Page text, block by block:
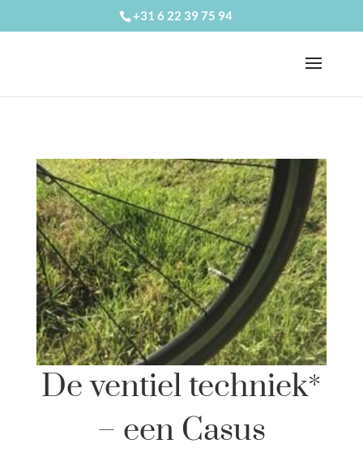
+31 6 22 39 75 94
De ventiel techniek*
– een Casus